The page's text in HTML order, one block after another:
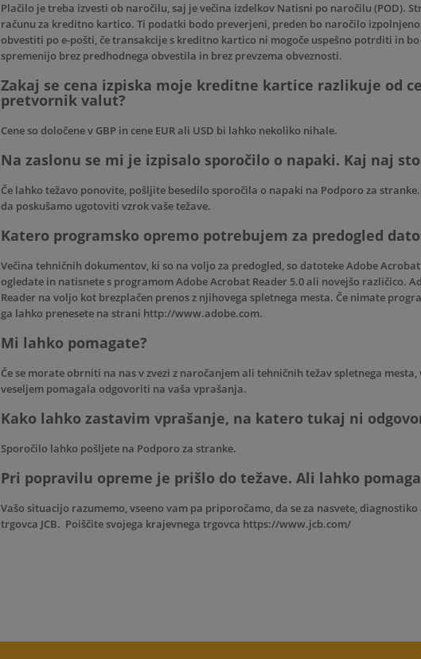
Plačilo je treba izvesti ob naročilu, saj je večina izdelkov Natisni po naročilu (POD).
računu za kreditno kartico. Ti podatki bodo preverjeni, preden bo naročilo
obvestiti po e-pošti, če transakcije s kreditno kartico ni mogoče uspešno potrditi in
spremenijo brez predhodnega obvestila in brez prevzema obveznosti.
Zakaj se cena izpiska moje kreditne kartice razlikuje od
pretvornik valut?
Cene so določene v GBP in cene EUR ali USD bi lahko nekoliko nihale.
Na zaslonu se mi je izpisalo sporočilo o napaki. Kaj naj
Če lahko težavo ponovite, pošljite besedilo sporočila o napaki na Podporo za stranke
da poskušamo ugotoviti vzrok vaše težave.
Katero programsko opremo potrebujem za predogled
Večina tehničnih dokumentov, ki so na voljo za predogled, so datoteke Adobe
ogledate in natisnete s programom Adobe Acrobat Reader 5.0 ali novejšo različico.
Reader na voljo kot brezplačen prenos z njihovega spletnega mesta. Če nimate
ga lahko prenesete na strani http://www.adobe.com.
Mi lahko pomagate?
Če se morate obrniti na nas v zvezi z naročanjem ali tehničnih težav spletnega mesta,
veseljem pomagala odgovoriti na vaša vprašanja.
Kako lahko zastavim vprašanje, na katero tukaj ni
Sporočilo lahko pošljete na Podporo za stranke.
Pri popravilu opreme je prišlo do težave. Ali lahko
Vašo situacijo razumemo, vseeno vam pa priporočamo, da se za nasvete,
trgovca JCB. Poiščite svojega krajevnega trgovca https://www.jcb.com/